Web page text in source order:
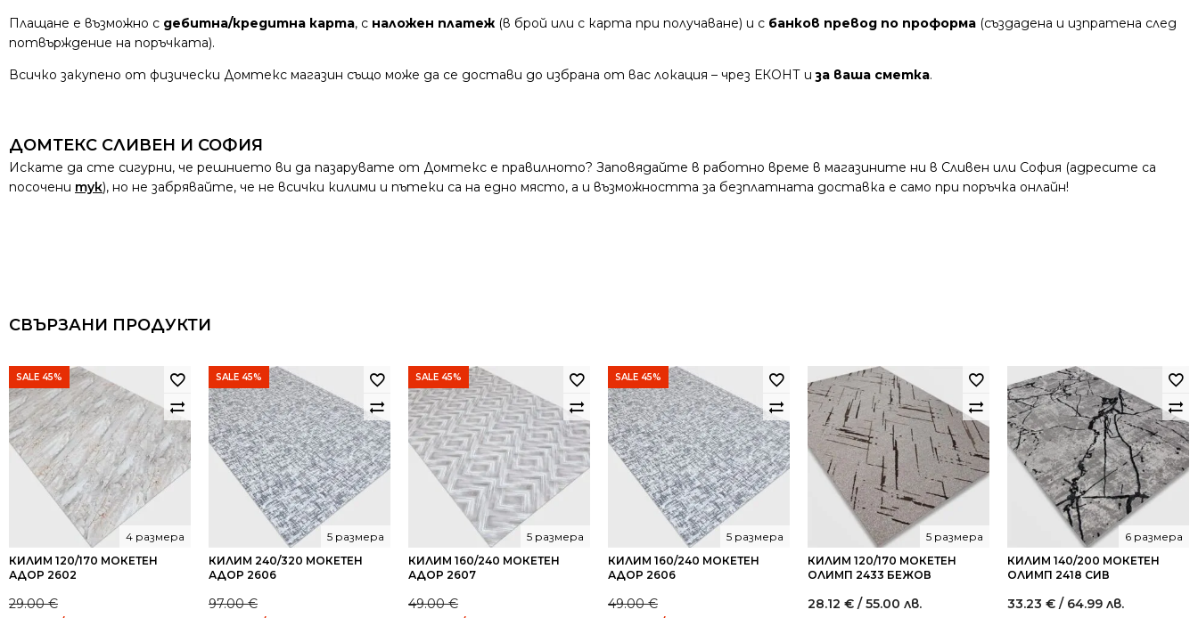
Плащане е възможно с дебитна/кредитна карта, с наложен платеж (в брой или с карта при получаване) и с банков превод по проформа (създадена и изпратена след
потвърждение на поръчката).
Всичко закупено от физически Домтекс магазин също може да се достави до избрана от вас локация – чрез ЕКОНТ иза ваша сметка.
ДОМТЕКС СЛИВЕН И СОФИЯ
Искате да сте сигурни, че решнието ви да пазарувате от Домтекс е правилното? Заповядайте в работно време в магазините ни в Сливен или София (адресите са
посочени тук), но не забрявайте, че не всички килими и пътеки са на едно място, а и възможността за безплатната доставка е само при поръчка онлайн!
СВЪРЗАНИ ПРОДУКТИ
SALE 45%
КИЛИМ 120/170 МОКЕТЕН
АДОР 2602
4 размера
29.00€
SALE 45%
КИЛИМ 240/320 МОКЕТЕН
АДОР 2606
5 размера
97.00€
SALE 45%
КИЛИМ 160/240 МОКЕТЕН
АДОР 2607
5 размера
49.00€
SALE 45%
КИЛИМ 160/240 МОКЕТЕН
АДОР 2606
5 размера
49.00€
КИЛИМ 120/170 МОКЕТЕН
ОЛИМП 2433 БЕЖОВ
5 размера
28.12 € / 55.00 лв.
КИЛИМ 140/200 МОКЕТЕН
ОЛИМП 2418 СИВ
6 размера
33.23 € / 64.99 лв.